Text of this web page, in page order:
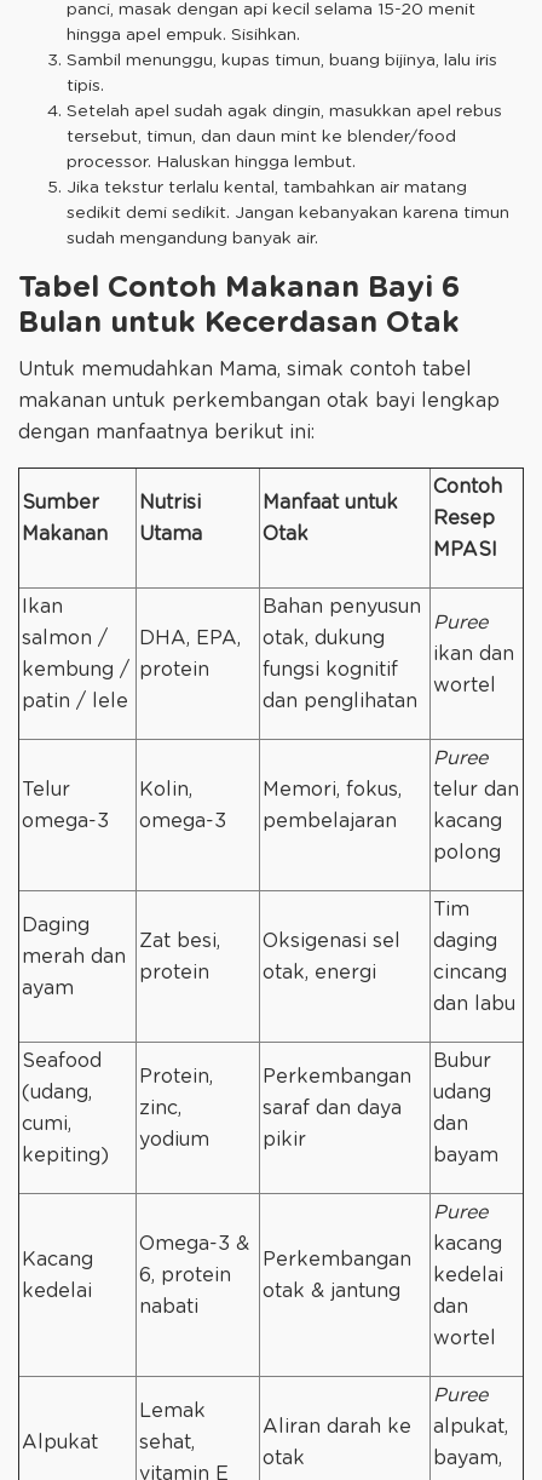
panci, masak dengan api kecil selama 15-20 menit
hingga apel empuk. Sisihkan.
Sambil menunggu, kupas timun, buang bijinya, lalu iris
tipis.
Setelah apel sudah agak dingin, masukkan apel rebus
tersebut, timun, dan daun mint ke blender/food
processor. Haluskan hingga lembut.
Jika tekstur terlalu kental, tambahkan air matang
sedikit demi sedikit. Jangan kebanyakan karena timun
sudah mengandung banyak air.
Tabel Contoh Makanan Bayi 6
Bulan untuk Kecerdasan Otak
Untuk memudahkan Mama, simak contoh tabel
makanan untuk perkembangan otak bayi lengkap
dengan manfaatnya berikut ini:
Sumber
Makanan
Nutrisi
Utama
Manfaat untuk
Otak
Contoh
Resep
MPASI
Ikan
salmon /
kembung /
patin / lele
DHA, EPA,
protein
Bahan penyusun
otak, dukung
fungsi kognitif
dan penglihatan
Puree
ikan dan
wortel
Telur
omega-3
Kolin,
omega-3
Memori, fokus,
pembelajaran
Puree
telur dan
kacang
polong
Daging
merah dan
ayam
Zat besi,
protein
Oksigenasi sel
otak, energi
Tim
daging
cincang
dan labu
Seafood
(udang,
cumi,
kepiting)
Protein,
zinc,
yodium
Perkembangan
saraf dan daya
pikir
Bubur
udang
dan
bayam
Kacang
kedelai
Omega-3 &
6, protein
nabati
Perkembangan
otak & jantung
Puree
kacang
kedelai
dan
wortel
Alpukat
Lemak
sehat,
vitamin E
Aliran darah ke
otak
Puree
alpukat,
bayam,